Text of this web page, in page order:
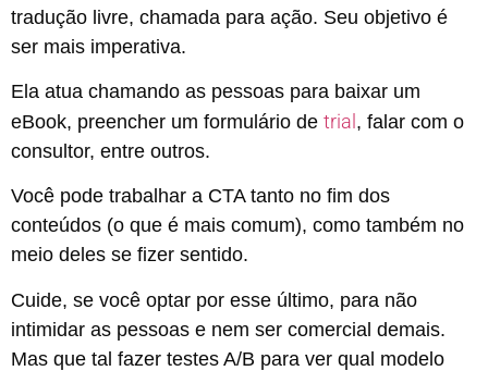
tradução livre, chamada para ação. Seu objetivo é
ser mais imperativa.
Ela atua chamando as pessoas para baixar um
eBook, preencher um formulário de trial , falar com o
consultor, entre outros.
Você pode trabalhar a CTA tanto no fim dos
conteúdos (o que é mais comum), como também no
meio deles se fizer sentido.
Cuide, se você optar por esse último, para não
intimidar as pessoas e nem ser comercial demais.
Mas que tal fazer testes A/B para ver qual modelo